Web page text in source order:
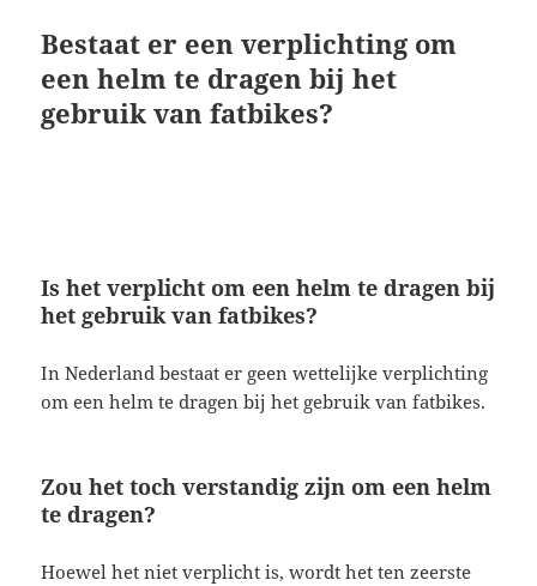
Bestaat er een verplichting om
een helm te dragen bij het
gebruik van fatbikes?
Is het verplicht om een helm te dragen bij
het gebruik van fatbikes?
In Nederland bestaat er geen wettelijke verplichting
om een helm te dragen bij het gebruik van fatbikes.
Zou het toch verstandig zijn om een helm
te dragen?
Hoewel het niet verplicht is, wordt het ten zeerste